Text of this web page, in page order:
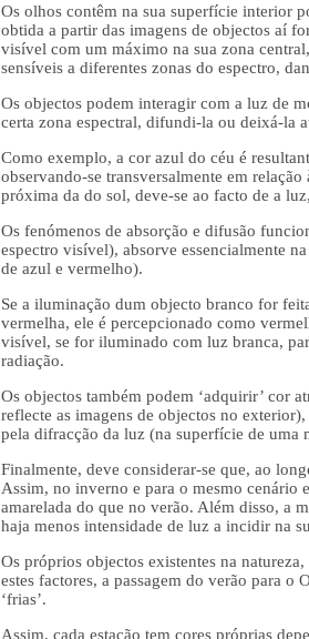
Os olhos contêm na sua superfície interior
obtida a partir das imagens de objectos aí
visível com um máximo na sua zona
sensíveis a diferentes zonas do espectro,
Os objectos podem interagir com a luz de
certa zona espectral, difundi-la ou deixá-la
Como exemplo, a cor azul do céu é
observando-se transversalmente em
próxima da do sol, deve-se ao facto de a
Os fenómenos de absorção e difusão
espectro visível), absorve essencialmente
de azul e vermelho).
Se a iluminação dum objecto branco for
vermelha, ele é percepcionado como
visível, se for iluminado com luz branca,
radiação.
Os objectos também podem ‘adquirir’ cor
reflecte as imagens de objectos no
pela difracção da luz (na superfície de
Finalmente, deve considerar-se que, ao
Assim, no inverno e para o mesmo cenário
amarelada do que no verão. Além disso, a
haja menos intensidade de luz a incidir na
Os próprios objectos existentes na
estes factores, a passagem do verão para o
‘frias’.
Assim, cada estação tem cores próprias